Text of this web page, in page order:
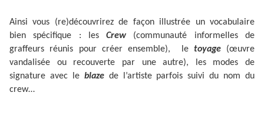
Ainsi vous (re)découvrirez de façon illustrée un vocabulaire
bien spécifique : lesCrew (communauté informelles de
graffeurs réunis pour créer ensemble), le toyage(œuvre
vandalisée ou recouverte par une autre), les modes de
signature avec le blazede l’artiste parfois suivi du nom du
crew…